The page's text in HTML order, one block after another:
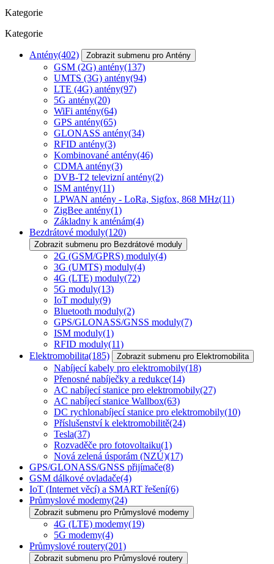
Kategorie
Kategorie
Antény(402) Zobrazit submenu pro Antény
GSM (2G) antény(137)
UMTS (3G) antény(94)
LTE (4G) antény(97)
5G antény(20)
WiFi antény(64)
GPS antény(65)
GLONASS antény(34)
RFID antény(3)
Kombinované antény(46)
CDMA antény(3)
DVB-T2 televizní antény(2)
ISM antény(11)
LPWAN antény - LoRa, Sigfox, 868 MHz(11)
ZigBee antény(1)
Základny k anténám(4)
Bezdrátové moduly(120)
Zobrazit submenu pro Bezdrátové moduly
2G (GSM/GPRS) moduly(4)
3G (UMTS) moduly(4)
4G (LTE) moduly(72)
5G moduly(13)
IoT moduly(9)
Bluetooth moduly(2)
GPS/GLONASS/GNSS moduly(7)
ISM moduly(1)
RFID moduly(11)
Elektromobilita(185) Zobrazit submenu pro Elektromobilita
Nabíjecí kabely pro elektromobily(18)
Přenosné nabíječky a redukce(14)
AC nabíjecí stanice pro elektromobily(27)
AC nabíjecí stanice Wallbox(63)
DC rychlonabíjecí stanice pro elektromobily(10)
Příslušenství k elektromobilitě(24)
Tesla(37)
Rozvaděče pro fotovoltaiku(1)
Nová zelená úsporám (NZÚ)(17)
GPS/GLONASS/GNSS přijímače(8)
GSM dálkové ovladače(4)
IoT (Internet věcí) a SMART řešení(6)
Průmyslové modemy(24)
Zobrazit submenu pro Průmyslové modemy
4G (LTE) modemy(19)
5G modemy(4)
Průmyslové routery(201)
Zobrazit submenu pro Průmyslové routery